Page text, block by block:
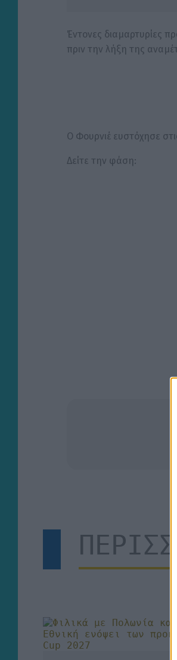
Έντονες διαμαρτυρίες
πριν την λήξη της
Ο Φουρνιέ ευστόχησε
Δείτε την φάση: